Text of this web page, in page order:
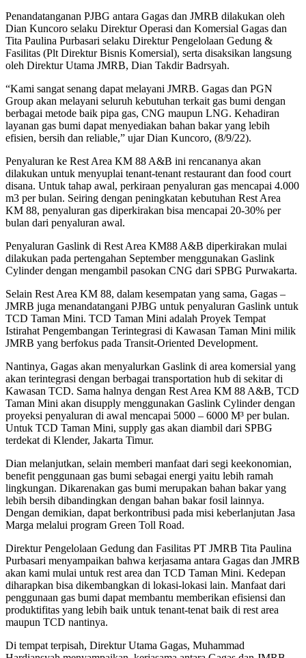
Penandatanganan PJBG antara Gagas dan JMRB dilakukan oleh
Dian Kuncoro selaku Direktur Operasi dan Komersial Gagas dan
Tita Paulina Purbasari selaku Direktur Pengelolaan Gedung &
Fasilitas (Plt Direktur Bisnis Komersial), serta disaksikan langsung
oleh Direktur Utama JMRB, Dian Takdir Badrsyah.
“Kami sangat senang dapat melayani JMRB. Gagas dan PGN
Group akan melayani seluruh kebutuhan terkait gas bumi dengan
berbagai metode baik pipa gas, CNG maupun LNG. Kehadiran
layanan gas bumi dapat menyediakan bahan bakar yang lebih
efisien, bersih dan reliable,” ujar Dian Kuncoro, (8/9/22).
Penyaluran ke Rest Area KM 88 A&B ini rencananya akan
dilakukan untuk menyuplai tenant-tenant restaurant dan food court
disana. Untuk tahap awal, perkiraan penyaluran gas mencapai 4.000
m3 per bulan. Seiring dengan peningkatan kebutuhan Rest Area
KM 88, penyaluran gas diperkirakan bisa mencapai 20-30% per
bulan dari penyaluran awal.
Penyaluran Gaslink di Rest Area KM88 A&B diperkirakan mulai
dilakukan pada pertengahan September menggunakan Gaslink
Cylinder dengan mengambil pasokan CNG dari SPBG Purwakarta.
Selain Rest Area KM 88, dalam kesempatan yang sama, Gagas –
JMRB juga menandatangani PJBG untuk penyaluran Gaslink untuk
TCD Taman Mini. TCD Taman Mini adalah Proyek Tempat
Istirahat Pengembangan Terintegrasi di Kawasan Taman Mini milik
JMRB yang berfokus pada Transit-Oriented Development.
Nantinya, Gagas akan menyalurkan Gaslink di area komersial yang
akan terintegrasi dengan berbagai transportation hub di sekitar di
Kawasan TCD. Sama halnya dengan Rest Area KM 88 A&B, TCD
Taman Mini akan disupply menggunakan Gaslink Cylinder dengan
proyeksi penyaluran di awal mencapai 5000 – 6000 M³ per bulan.
Untuk TCD Taman Mini, supply gas akan diambil dari SPBG
terdekat di Klender, Jakarta Timur.
Dian melanjutkan, selain memberi manfaat dari segi keekonomian,
benefit penggunaan gas bumi sebagai energi yaitu lebih ramah
lingkungan. Dikarenakan gas bumi merupakan bahan bakar yang
lebih bersih dibandingkan dengan bahan bakar fosil lainnya.
Dengan demikian, dapat berkontribusi pada misi keberlanjutan Jasa
Marga melalui program Green Toll Road.
Direktur Pengelolaan Gedung dan Fasilitas PT JMRB Tita Paulina
Purbasari menyampaikan bahwa kerjasama antara Gagas dan JMRB
akan kami mulai untuk rest area dan TCD Taman Mini. Kedepan
diharapkan bisa dikembangkan di lokasi-lokasi lain. Manfaat dari
penggunaan gas bumi dapat membantu memberikan efisiensi dan
produktifitas yang lebih baik untuk tenant-tenat baik di rest area
maupun TCD nantinya.
Di tempat terpisah, Direktur Utama Gagas, Muhammad